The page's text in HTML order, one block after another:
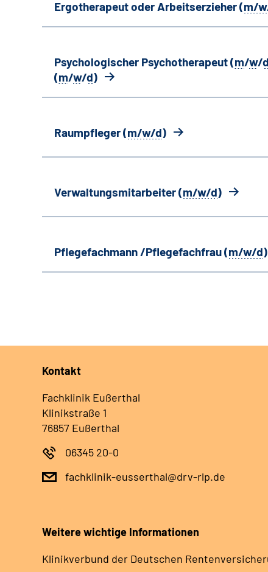
Ergotherapeut oder Arbeitserzieher (m/
Psychologischer Psychotherapeut (m/w/d
(m/w/d)
Raumpfleger (m/w/d)
Verwaltungsmitarbeiter (m/w/d)
Pflegefachmann /Pflegefachfrau (m/w/d)
Kontakt
Fachklinik Eußerthal
Klinikstraße 1
76857 Eußerthal
06345 20-0
fachklinik-eusserthal@drv-rlp.de
Weitere wichtige Informationen
Klinikverbund der Deutschen